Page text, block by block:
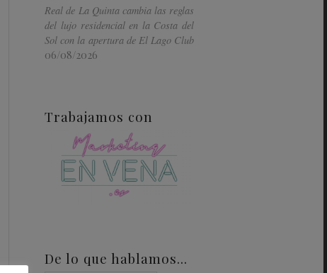
Real de La Quinta cambia las reglas
del lujo residencial en la Costa del
Sol con la apertura de El Lago Club
06/08/2026
Trabajamos con
De lo que hablamos…